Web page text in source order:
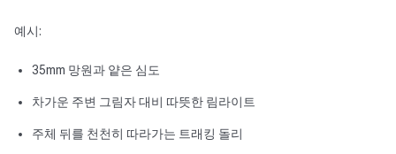
예시:
35mm 망원과 얕은 심도
차가운 주변 그림자 대비 따뜻한 림라이트
주체 뒤를 천천히 따라가는 트래킹 돌리